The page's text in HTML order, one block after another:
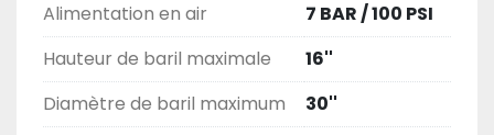
Alimentation en air
7 BAR / 100 PSI
Hauteur de baril maximale
16''
Diamètre de baril maximum
30''